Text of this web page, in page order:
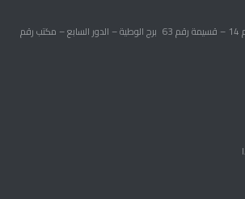
الكويت – القبلة– قطعة رقم 14 – قسيمة رقم 63 برج الوطية – الدور السابع – مكتب رقم